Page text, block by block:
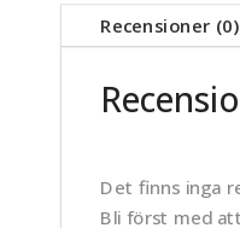
Recensioner (0)
Det finns inga
Bli först med